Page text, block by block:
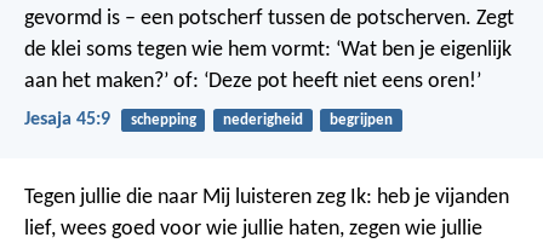
gevormd is – een potscherf tussen de potscherven. Zegt
de klei soms tegen wie hem vormt: ‘Wat ben je eigenlijk
aan het maken?’ of: ‘Deze pot heeft niet eens oren!’
Jesaja 45:9 schepping nederigheid begrijpen
Tegen jullie die naar Mij luisteren zeg Ik: heb je vijanden
lief, wees goed voor wie jullie haten, zegen wie jullie